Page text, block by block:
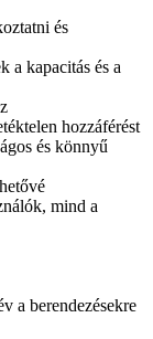
és
a kapacitás és a
hozzáférést
és könnyű
mind a
a berendezésekre